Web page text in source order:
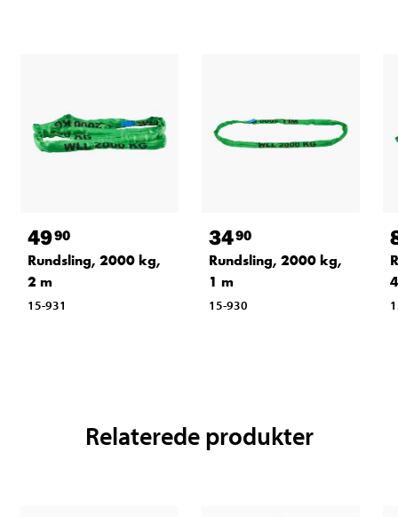
4990
Rundsling, 2000 kg,
2 m
15-931
3490
Rundsling, 2000 kg,
1 m
15-930
Relaterede produkter